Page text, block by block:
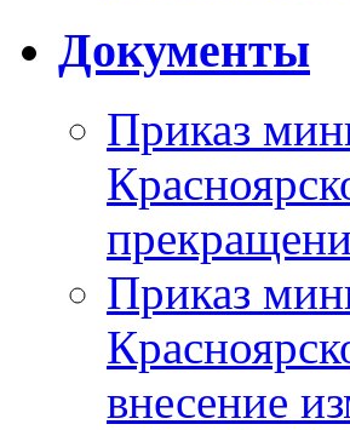
Документы
Приказ
Приказ
внесение